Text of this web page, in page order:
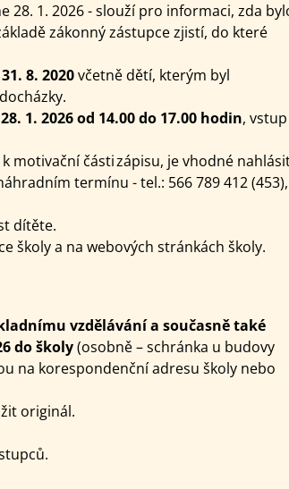
28. 1. 2026 - slouží pro informaci, zda
zákonný zástupce zjistí, do které
8. 2020včetně dětí, kterým byl
1. 2026 od 14.00 do 17.00 hodin, vstup
motivační části zápisu, je vhodné
termínu - tel.: 566 789 412 (453),
dítěte.
školy a na webových stránkách školy.
vzdělávání a současně také
do školy(osobně – schránka u budovy
na korespondenční adresu školy nebo
originál.